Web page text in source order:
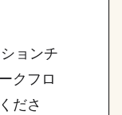
ョンチ
クフロ
ださ